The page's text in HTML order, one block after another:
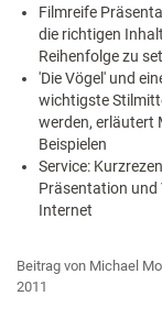
Filmreife
die richtigen
Reihenfolge zu
'Die Vögel' und
wichtigste
werden, erläutert
Beispielen
Service:
Präsentation
Internet
Beitrag von Michael
2011